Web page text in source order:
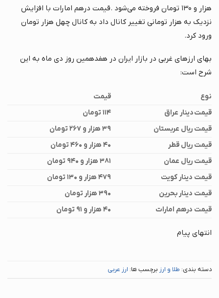
هزار و ۱۳۰ تومان فروخته می‌شود .قیمت درهم امارات با افزایش
نزدیک به هزار تومانی تغییر کانال داد به کانال چهل هزار تومان
ورود کرد.
بهای ارزهای غربی در بازار ایران در هفدهمین روز دی ماه به این
شرح است:
نوع
قیمت
قیمت دینار عراق
۱۱۴ تومان
قیمت ریال عربستان
۳۹ هزار و ۲۶۷ تومان
قیمت ریال قطر
۴۰ هزار و ۴۶۰ تومان
قیمت ریال عمان
۳۸۱ هزار و ۹۴۰ تومان
قیمت دینار کویت
۴۷۹ هزار و ۱۳۰ تو
مان
قیمت دینار بحرین
۳۹۰ هزار تومان
قیمت درهم امارات
۴۰ هزار و ‍۹۱ تومان
انتهای پیام
دسته بندی: طلا و ارز برچسب ها: ارز عربی